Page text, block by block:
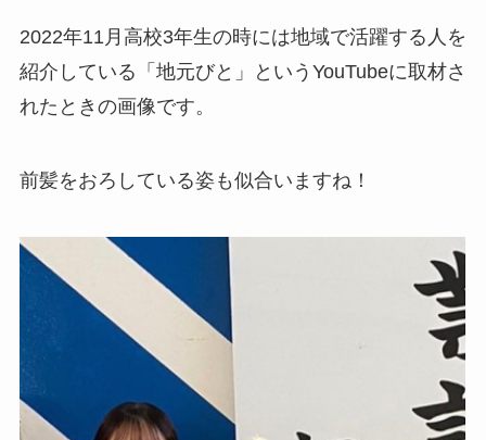
2022年11月高校3年生の時には地域で活躍する人を
紹介している「地元びと」というYouTubeに取材さ
れたときの画像です。
前髪をおろしている姿も似合いますね！